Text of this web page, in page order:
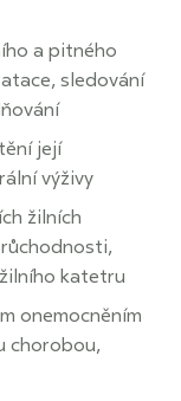
a pitného
sledování
její
výživy
žilních
katetru
onemocněním
chorobou,